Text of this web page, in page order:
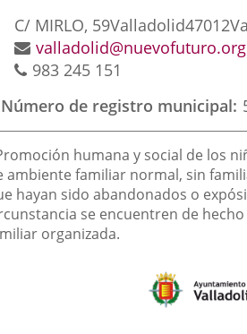
Postal
address
C/ MIRLO, 59Valladolid47012
Email
valladolid@nuevofuturo.org
Phones
983 245 151
Número de registro municipal
humana y social de los
ambiente familiar normal, sin
hayan sido abandonados o
se encuentren de
organizada.